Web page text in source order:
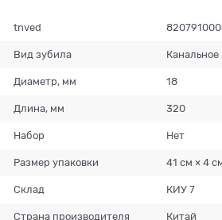
tnved
Вид зубила Канальное
Диаметр, мм 18
Длина, мм 320
Набор Нет
Размер упаковки 41 см × 4
Склад КИУ 7
Страна производителя Китай